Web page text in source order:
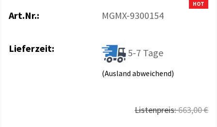
HOT
Art.Nr.: MGMX-9300154
Lieferzeit: 5-7 Tage
(Ausland abweichend)
Listenpreis:663,00 €